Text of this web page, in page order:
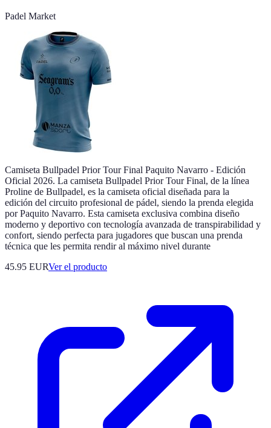
Padel Market
Camiseta Bullpadel Prior Tour Final Paquito Navarro - Edición
Oficial 2026. La camiseta Bullpadel Prior Tour Final, de la línea
Proline de Bullpadel, es la camiseta oficial diseñada para la
edición del circuito profesional de pádel, siendo la prenda elegida
por Paquito Navarro. Esta camiseta exclusiva combina diseño
moderno y deportivo con tecnología avanzada de transpirabilidad y
confort, siendo perfecta para jugadores que buscan una prenda
técnica que les permita rendir al máximo nivel durante
45.95 EURVer el producto